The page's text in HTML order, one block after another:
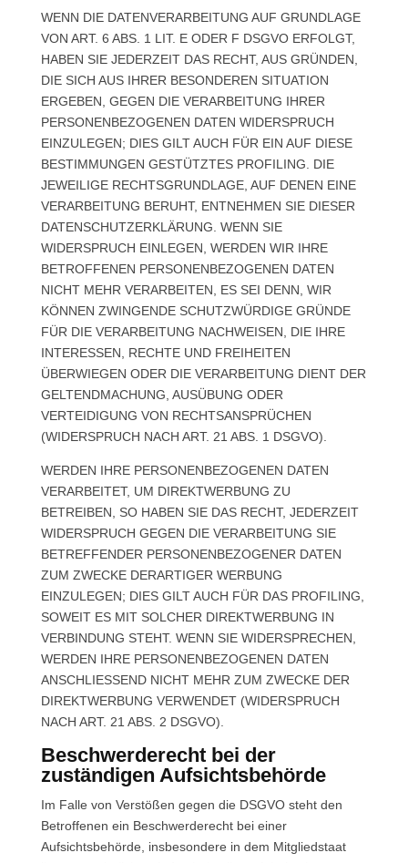
WENN DIE DATENVERARBEITUNG AUF GRUNDLAGE
VON ART. 6 ABS. 1 LIT. E ODER F DSGVO ERFOLGT,
HABEN SIE JEDERZEIT DAS RECHT, AUS GRÜNDEN,
DIE SICH AUS IHRER BESONDEREN SITUATION
ERGEBEN, GEGEN DIE VERARBEITUNG IHRER
PERSONENBEZOGENEN DATEN WIDERSPRUCH
EINZULEGEN; DIES GILT AUCH FÜR EIN AUF DIESE
BESTIMMUNGEN GESTÜTZTES PROFILING. DIE
JEWEILIGE RECHTSGRUNDLAGE, AUF DENEN EINE
VERARBEITUNG BERUHT, ENTNEHMEN SIE DIESER
DATENSCHUTZERKLÄRUNG. WENN SIE
WIDERSPRUCH EINLEGEN, WERDEN WIR IHRE
BETROFFENEN PERSONENBEZOGENEN DATEN
NICHT MEHR VERARBEITEN, ES SEI DENN, WIR
KÖNNEN ZWINGENDE SCHUTZWÜRDIGE GRÜNDE
FÜR DIE VERARBEITUNG NACHWEISEN, DIE IHRE
INTERESSEN, RECHTE UND FREIHEITEN
ÜBERWIEGEN ODER DIE VERARBEITUNG DIENT DER
GELTENDMACHUNG, AUSÜBUNG ODER
VERTEIDIGUNG VON RECHTSANSPRÜCHEN
(WIDERSPRUCH NACH ART. 21 ABS. 1 DSGVO).
WERDEN IHRE PERSONENBEZOGENEN DATEN
VERARBEITET, UM DIREKTWERBUNG ZU
BETREIBEN, SO HABEN SIE DAS RECHT, JEDERZEIT
WIDERSPRUCH GEGEN DIE VERARBEITUNG SIE
BETREFFENDER PERSONENBEZOGENER DATEN
ZUM ZWECKE DERARTIGER WERBUNG
EINZULEGEN; DIES GILT AUCH FÜR DAS PROFILING,
SOWEIT ES MIT SOLCHER DIREKTWERBUNG IN
VERBINDUNG STEHT. WENN SIE WIDERSPRECHEN,
WERDEN IHRE PERSONENBEZOGENEN DATEN
ANSCHLIESSEND NICHT MEHR ZUM ZWECKE DER
DIREKTWERBUNG VERWENDET (WIDERSPRUCH
NACH ART. 21 ABS. 2 DSGVO).
Beschwerde­recht bei der
zuständigen Aufsichts­behörde
Im Falle von Verstößen gegen die DSGVO steht den
Betroffenen ein Beschwerderecht bei einer
Aufsichtsbehörde, insbesondere in dem Mitgliedstaat